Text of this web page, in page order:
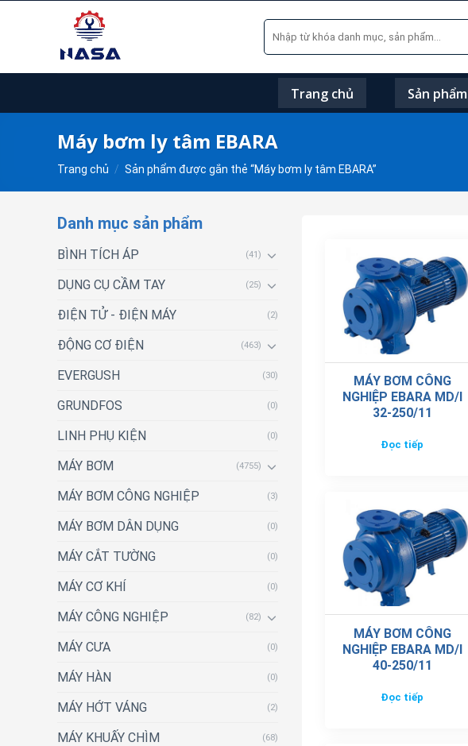
Tìm
kiếm:
Trang chủ Sản phẩm
Máy bơm ly tâm EBARA
Trang chủ / Sản phẩm được gắn thẻ “Máy bơm ly tâm EBARA”
Danh mục sản phẩm
BÌNH TÍCH ÁP (41)
DỤNG CỤ CẦM TAY (25)
ĐIỆN TỬ - ĐIỆN MÁY (2)
ĐỘNG CƠ ĐIỆN (463)
EVERGUSH (30)
GRUNDFOS (0)
LINH PHỤ KIỆN (0)
MÁY BƠM (4755)
MÁY BƠM CÔNG NGHIỆP (3)
MÁY BƠM DÂN DỤNG (0)
MÁY CẮT TƯỜNG (0)
MÁY CƠ KHÍ (0)
MÁY CÔNG NGHIỆP (82)
MÁY CƯA (0)
MÁY HÀN (0)
MÁY HỚT VÁNG (2)
MÁY KHUẤY CHÌM (68)
MÁY BƠM CÔNG
NGHIỆP EBARA MD/I
32-250/11
Đọc tiếp
MÁY BƠM CÔNG
NGHIỆP EBARA MD/I
40-250/11
Đọc tiếp